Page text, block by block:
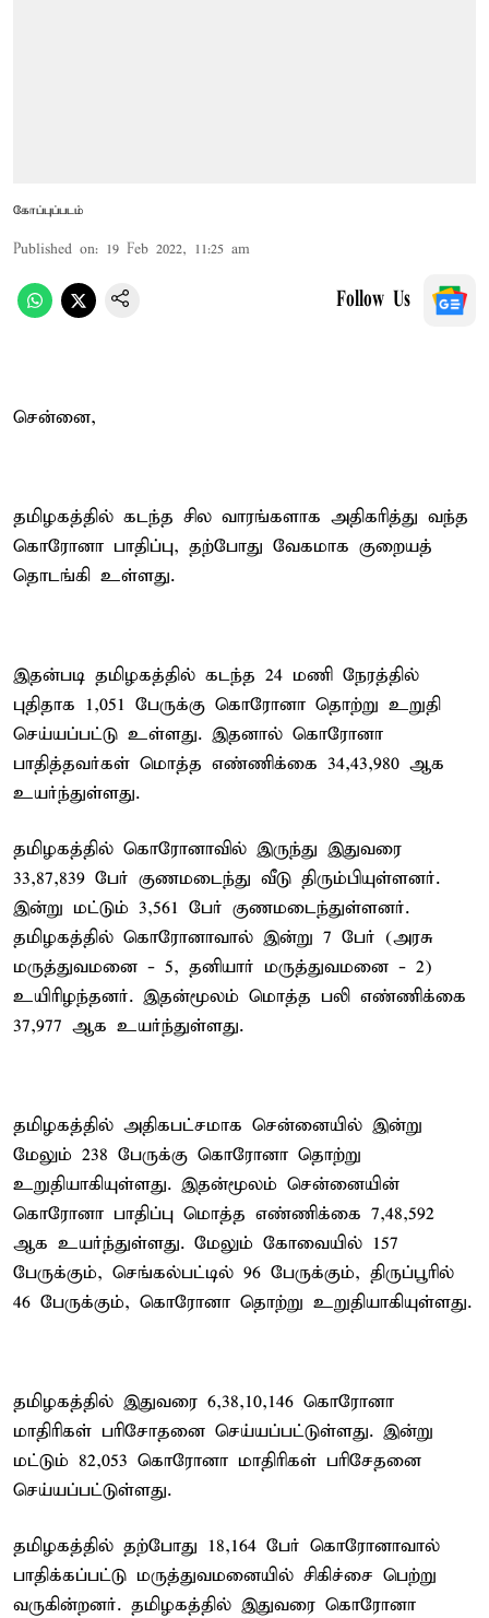
கோப்புப்படம்
Published on: 19 Feb 2022, 11:25 am
Follow Us
சென்னை,
தமிழகத்தில் கடந்த சில வாரங்களாக அதிகரித்து வந்த
கொரோனா பாதிப்பு, தற்போது வேகமாக குறையத்
தொடங்கி உள்ளது.
இதன்படி தமிழகத்தில் கடந்த 24 மணி நேரத்தில்
புதிதாக 1,051 பேருக்கு கொரோனா தொற்று உறுதி
செய்யப்பட்டு உள்ளது. இதனால் கொரோனா
பாதித்தவர்கள் மொத்த எண்ணிக்கை 34,43,980 ஆக
உயர்ந்துள்ளது.
தமிழகத்தில் கொரோனாவில் இருந்து இதுவரை
33,87,839 பேர் குணமடைந்து வீடு திரும்பியுள்ளனர்.
இன்று மட்டும் 3,561 பேர் குணமடைந்துள்ளனர்.
தமிழகத்தில் கொரோனாவால் இன்று 7 பேர் (அரசு
மருத்துவமனை - 5, தனியார் மருத்துவமனை - 2)
உயிரிழந்தனர். இதன்மூலம் மொத்த பலி எண்ணிக்கை
37,977 ஆக உயர்ந்துள்ளது.
தமிழகத்தில் அதிகபட்சமாக சென்னையில் இன்று
மேலும் 238 பேருக்கு கொரோனா தொற்று
உறுதியாகியுள்ளது. இதன்மூலம் சென்னையின்
கொரோனா பாதிப்பு மொத்த எண்ணிக்கை 7,48,592
ஆக உயர்ந்துள்ளது. மேலும் கோவையில் 157
பேருக்கும், செங்கல்பட்டில் 96 பேருக்கும், திருப்பூரில்
46 பேருக்கும், கொரோனா தொற்று உறுதியாகியுள்ளது.
தமிழகத்தில் இதுவரை 6,38,10,146 கொரோனா
மாதிரிகள் பரிசோதனை செய்யப்பட்டுள்ளது. இன்று
மட்டும் 82,053 கொரோனா மாதிரிகள் பரிசேதனை
செய்யப்பட்டுள்ளது.
தமிழகத்தில் தற்போது 18,164 பேர் கொரோனாவால்
பாதிக்கப்பட்டு மருத்துவமனையில் சிகிச்சை பெற்று
வருகின்றனர். தமிழகத்தில் இதுவரை கொரோனா